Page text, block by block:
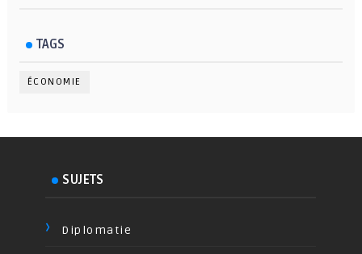
TAGS
ÉCONOMIE
SUJETS
Diplomatie